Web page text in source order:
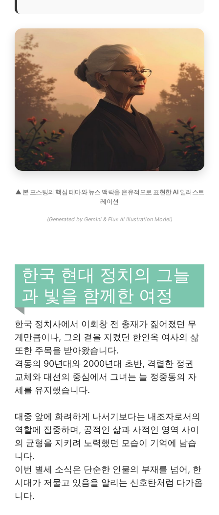
▲ 본 포스팅의 핵심 테마와 뉴스 맥락을 은유적으로 표현한 AI 일러스트
레이션
(Generated by Gemini & Flux AI Illustration Model)
한국 현대 정치의 그늘
과 빛을 함께한 여정
한국 정치사에서 이회창 전 총재가 짊어졌던 무
게만큼이나, 그의 곁을 지켰던 한인옥 여사의 삶
또한 주목을 받아왔습니다.
격동의 90년대와 2000년대 초반, 격렬한 정권
교체와 대선의 중심에서 그녀는 늘 정중동의 자
세를 유지했습니다.
대중 앞에 화려하게 나서기보다는 내조자로서의
역할에 집중하며, 공적인 삶과 사적인 영역 사이
의 균형을 지키려 노력했던 모습이 기억에 남습
니다.
이번 별세 소식은 단순한 인물의 부재를 넘어, 한
시대가 저물고 있음을 알리는 신호탄처럼 다가옵
니다.